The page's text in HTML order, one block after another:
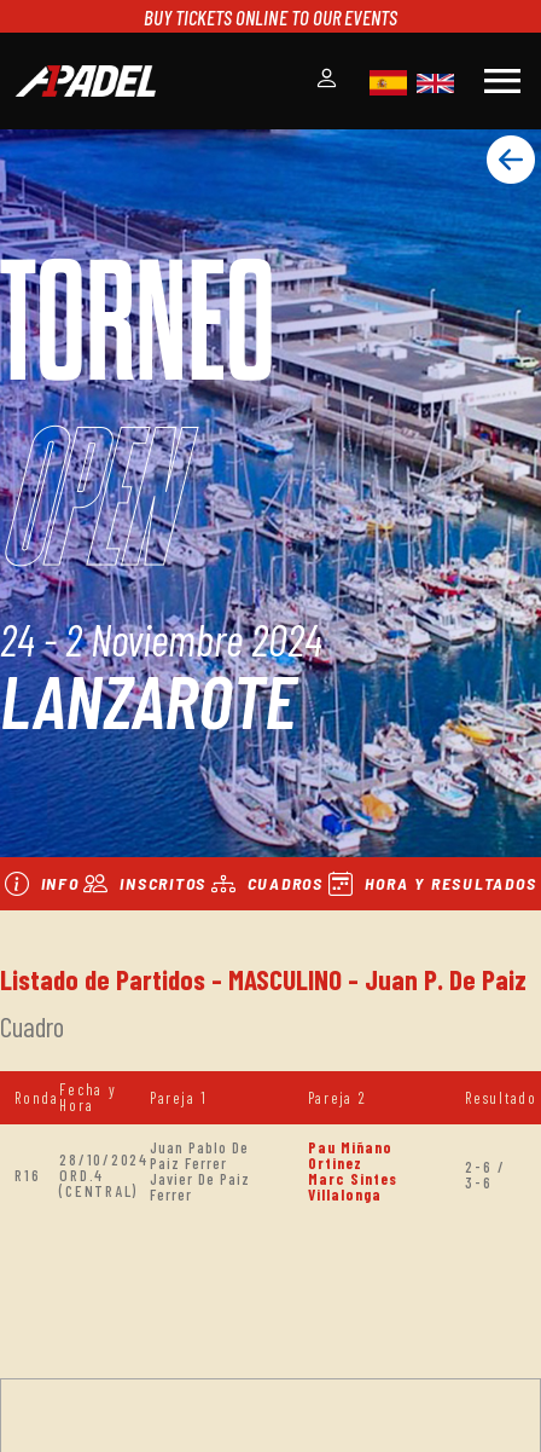
BUY TICKETS ONLINE TO OUR EVENTS
menu
A1PADEL
CALENDARIO
TORNEOS
NOTICIAS
MULTIMEDIA
SCOREBOARD
STREAMING
TORNEO
Open
24 - 2 Noviembre 2024
LANZAROTE
INFO INSCRITOS CUADROS HORA Y RESULTADOS
Listado de Partidos - MASCULINO - Juan P. De Paiz
Cuadro
Ronda Fecha y
Hora
Pareja 1 Pareja 2 Resultado
R16
28/10/2024
ORD.4
(CENTRAL)
Juan Pablo De
Paiz Ferrer
Javier De Paiz
Ferrer
Pau Miñano
Ortinez
Marc Sintes
Villalonga
2-6 /
3-6